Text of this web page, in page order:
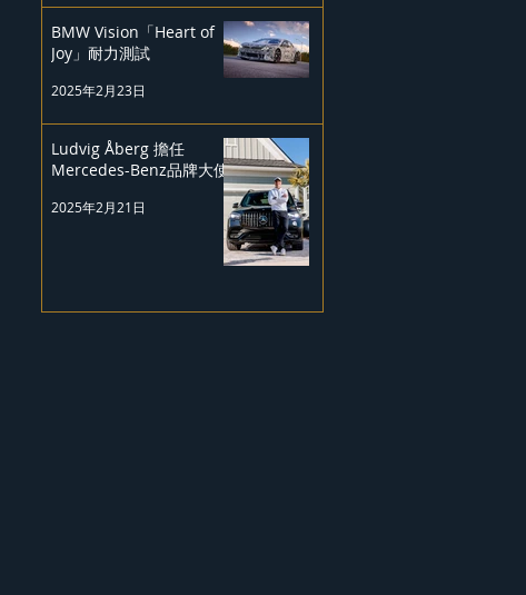
BMW Vision「Heart of
Joy」耐力測試
2025年2月23日
Ludvig Åberg 擔任
Mercedes-Benz品牌大使
2025年2月21日